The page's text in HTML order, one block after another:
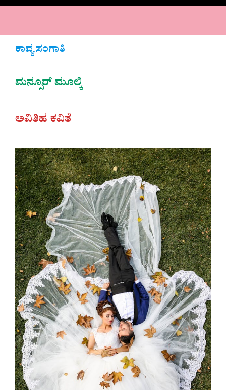
ಕಾವ್ಯ ಸಂಗಾತಿ
ಮನ್ಸೂರ್ ಮೂಲ್ಕಿ
ಅವಿತಿಹ ಕವಿತೆ